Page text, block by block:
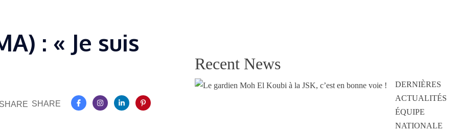
: « Je suis
SHARE
Recent News
DERNIÈRES
ACTUALITÉS
ÉQUIPE
NATIONALE